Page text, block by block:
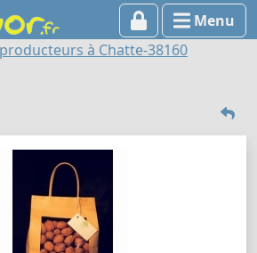
Menu
à Chatte-38160